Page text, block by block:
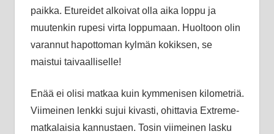
paikka. Etureidet alkoivat olla aika loppu ja
muutenkin rupesi virta loppumaan. Huoltoon olin
varannut hapottoman kylmän kokiksen, se
maistui taivaalliselle!
Enää ei olisi matkaa kuin kymmenisen kilometriä.
Viimeinen lenkki sujui kivasti, ohittavia Extreme-
matkalaisia kannustaen. Tosin viimeinen lasku